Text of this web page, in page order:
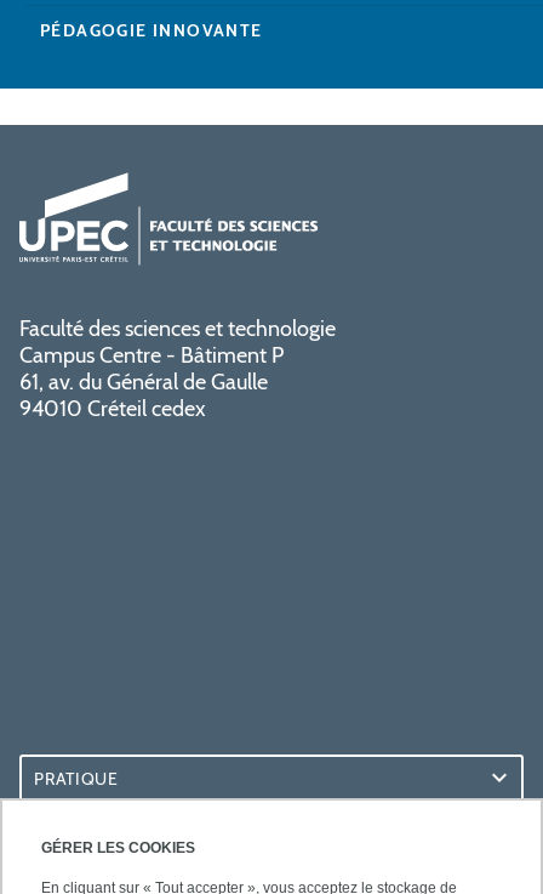
GÉRER LES COOKIES
En cliquant sur « Tout accepter », vous acceptez le stockage de
PÉDAGOGIE INNOVANTE
Faculté des sciences et technologie
Campus Centre - Bâtiment P
61, av. du Général de Gaulle
94010 Créteil cedex
PRATIQUE
ACCÈS RAPIDES